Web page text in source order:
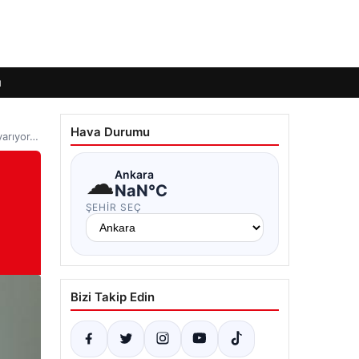
Hava Durumu
☁Ankara
NaN°C
ŞEHIR SEÇ
Bizi Takip Edin